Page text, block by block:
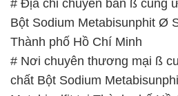
# Địa chỉ chuyên cung cấp *
hóa chất Bột Sodium
Metabisulfit tại Thành phố Hồ
# Đơn vị chuyên bán ♥ kinh
chất Bột Sodium